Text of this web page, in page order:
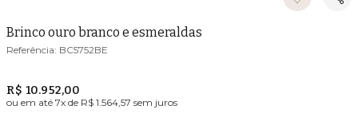
Brinco ouro branco e esmeraldas
BC5752BE
R$ 10.952,00
ou em até 7x de R$ 1.564,57 sem juros